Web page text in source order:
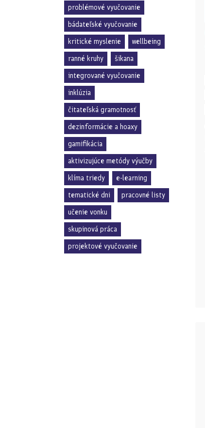
problémové vyučovanie
bádateľské vyučovanie
kritické myslenie
wellbeing
ranné kruhy
šikana
integrované vyučovanie
inklúzia
čitateľská gramotnosť
dezinformácie a hoaxy
gamifikácia
aktivizujúce metódy výučby
klíma triedy
e-learning
tematické dni
pracovné listy
učenie vonku
skupinová práca
projektové vyučovanie